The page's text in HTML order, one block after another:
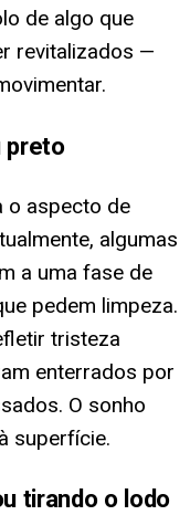
de algo que
revitalizados —
preto
o aspecto de
algumas
a uma fase de
pedem limpeza.
tristeza
enterrados por
O sonho
superfície.
tirando o lodo